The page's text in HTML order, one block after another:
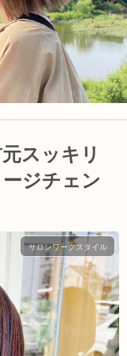
スッキリ
ジチェン
サロンワークスタイル